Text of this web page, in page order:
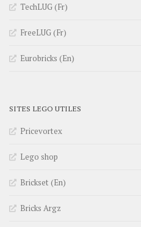
TechLUG (Fr)
FreeLUG (Fr)
Eurobricks (En)
SITES LEGO UTILES
Pricevortex
Lego shop
Brickset (En)
Bricks Argz